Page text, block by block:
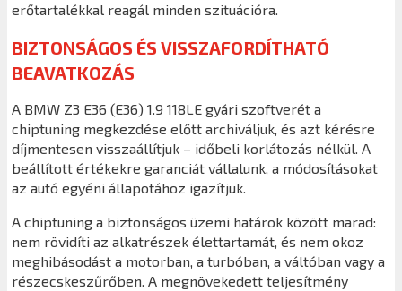
erőtartalékkal reagál minden szituációra.
BIZTONSÁGOS ÉS VISSZAFORDÍTHATÓ
BEAVATKOZÁS
A BMW Z3 E36 (E36) 1.9 118LE gyári szoftverét a
chiptuning megkezdése előtt archiváljuk, és azt kérésre
díjmentesen visszaállítjuk – időbeli korlátozás nélkül. A
beállított értékekre garanciát vállalunk, a módosításokat
az autó egyéni állapotához igazítjuk.
A chiptuning a biztonságos üzemi határok között marad:
nem rövidíti az alkatrészek élettartamát, és nem okoz
meghibásodást a motorban, a turbóban, a váltóban vagy a
részecskeszűrőben. A megnövekedett teljesítmény